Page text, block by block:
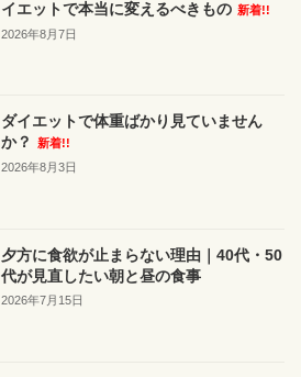
イエットで本当に変えるべきもの 新着!!
2026年8月7日
ダイエットで体重ばかり見ていません
か？
新着!!
2026年8月3日
夕方に食欲が止まらない理由｜40代・50
代が見直したい朝と昼の食事
2026年7月15日